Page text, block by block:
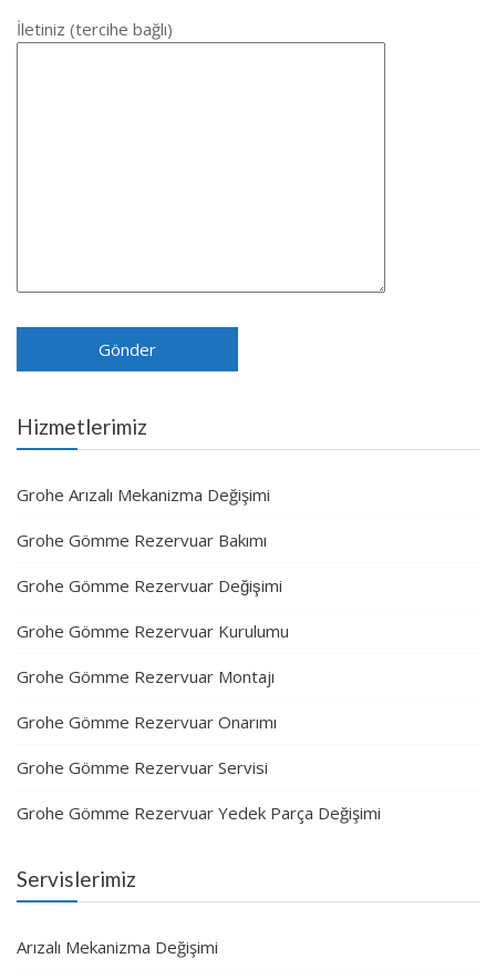
İletiniz (tercihe bağlı)
Hizmetlerimiz
Grohe Arızalı Mekanizma Değişimi
Grohe Gömme Rezervuar Bakımı
Grohe Gömme Rezervuar Değişimi
Grohe Gömme Rezervuar Kurulumu
Grohe Gömme Rezervuar Montajı
Grohe Gömme Rezervuar Onarımı
Grohe Gömme Rezervuar Servisi
Grohe Gömme Rezervuar Yedek Parça Değişimi
Servislerimiz
Arızalı Mekanizma Değişimi